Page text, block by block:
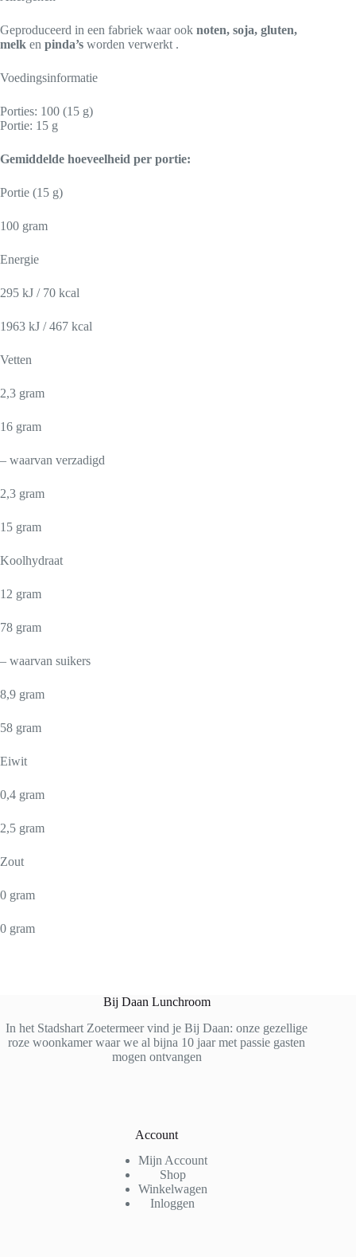
Geproduceerd in een fabriek waar ook noten, soja, gluten,
melk en pinda’s worden verwerkt .
Voedingsinformatie
Porties: 100 (15 g)
Portie: 15 g
Gemiddelde hoeveelheid per portie:
Portie (15 g)
100 gram
Energie
295 kJ / 70 kcal
1963 kJ / 467 kcal
Vetten
2,3 gram
16 gram
– waarvan verzadigd
2,3 gram
15 gram
Koolhydraat
12 gram
78 gram
– waarvan suikers
8,9 gram
58 gram
Eiwit
0,4 gram
2,5 gram
Zout
0 gram
0 gram
Bij Daan Lunchroom
In het Stadshart Zoetermeer vind je Bij Daan: onze gezellige
roze woonkamer waar we al bijna 10 jaar met passie gasten
mogen ontvangen
Account
Mijn Account
Shop
Winkelwagen
Inloggen